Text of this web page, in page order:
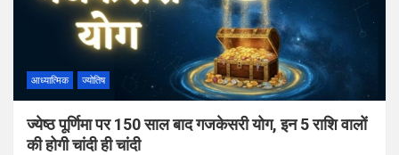
आध्यात्मिक ज्योतिष
ज्येष्ठ पूर्णिमा पर 150 साल बाद गजकेसरी योग, इन 5 राशि वालों
की होगी चांदी ही चांदी